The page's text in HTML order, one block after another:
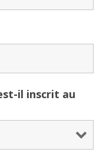
il inscrit au